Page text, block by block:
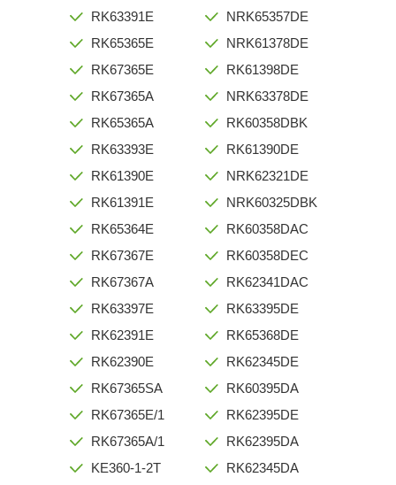
RK63391E
RK65365E
RK67365E
RK67365A
RK65365A
RK63393E
RK61390E
RK61391E
RK65364E
RK67367E
RK67367A
RK63397E
RK62391E
RK62390E
RK67365SA
RK67365E/1
RK67365A/1
KE360-1-2T
NRK65357DE
NRK61378DE
RK61398DE
NRK63378DE
RK60358DBK
RK61390DE
NRK62321DE
NRK60325DBK
RK60358DAC
RK60358DEC
RK62341DAC
RK63395DE
RK65368DE
RK62345DE
RK60395DA
RK62395DE
RK62395DA
RK62345DA